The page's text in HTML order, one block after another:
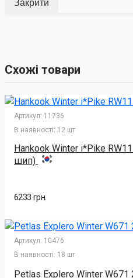
Закрити
Схожі товари
Артикул: 11736
В наявності: 12 шт
Hankook Winter i*Pike
шип)
6233 грн.
Артикул: 10476
В наявності: 18 шт
Petlas Explero Winter